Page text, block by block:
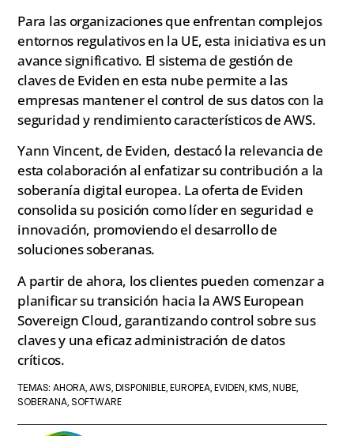
Para las organizaciones que enfrentan complejos
entornos regulativos en la UE, esta iniciativa es un
avance significativo. El sistema de gestión de
claves de Eviden en esta nube permite a las
empresas mantener el control de sus datos con la
seguridad y rendimiento característicos de AWS.
Yann Vincent, de Eviden, destacó la relevancia de
esta colaboración al enfatizar su contribución a la
soberanía digital europea. La oferta de Eviden
consolida su posición como líder en seguridad e
innovación, promoviendo el desarrollo de
soluciones soberanas.
A partir de ahora, los clientes pueden comenzar a
planificar su transición hacia la AWS European
Sovereign Cloud, garantizando control sobre sus
claves y una eficaz administración de datos
críticos.
TEMAS:AHORA,AWS, DISPONIBLE, EUROPEA, EVIDEN, KMS, NUBE,
SOBERANA,SOFTWARE